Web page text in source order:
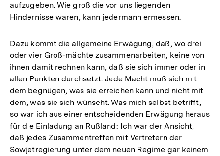
aufzugeben. Wie groß die vor uns liegenden
Hindernisse waren, kann jedermann ermessen.
Dazu kommt die allgemeine Erwägung, daß, wo drei
oder vier Groß-mächte zusammenarbeiten, keine von
ihnen damit rechnen kann, daß sie sich immer oder in
allen Punkten durchsetzt. Jede Macht muß sich mit
dem begnügen, was sie erreichen kann und nicht mit
dem, was sie sich wünscht. Was mich selbst betrifft,
so war ich aus einer entscheidenden Erwägung heraus
für die Einladung an Rußland: Ich war der Ansicht,
daß jedes Zusammentreffen mit Vertretern der
Sowjetregierung unter dem neuen Regime gar keinem